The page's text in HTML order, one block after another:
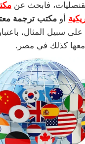
فابحث عن
أو مكتب ترجمة
على سبيل المثال،
معها كذلك في مصر.